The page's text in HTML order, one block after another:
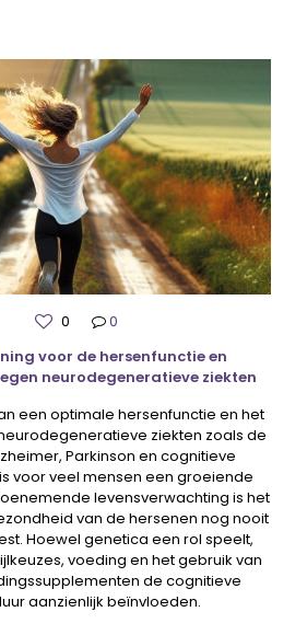
0
0
voor de hersenfunctie en
neurodegeneratieve ziekten
een optimale hersenfunctie en het
ziekten zoals de
Parkinson en cognitieve
voor veel mensen een groeiende
levensverwachting is het
van de hersenen nog nooit
Hoewel genetica een rol speelt,
voeding en het gebruik van
de cognitieve
aanzienlijk beïnvloeden.